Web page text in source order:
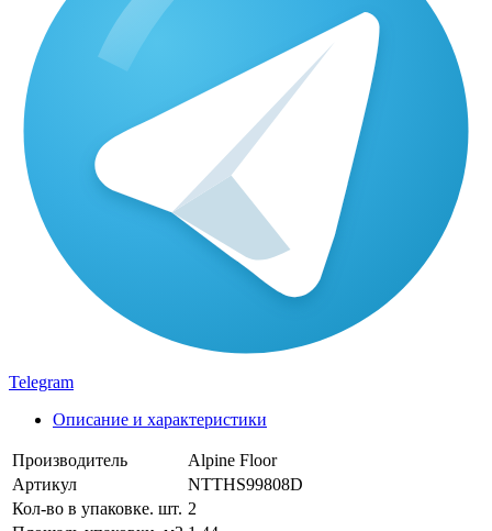
Telegram
Описание и характеристики
Производитель
Alpine Floor
Артикул
NTTHS99808D
Кол-во в упаковке. шт. 2